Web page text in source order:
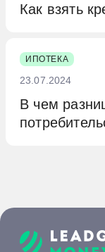
Как взять
ИПОТЕКА
23.07.2024
В чем